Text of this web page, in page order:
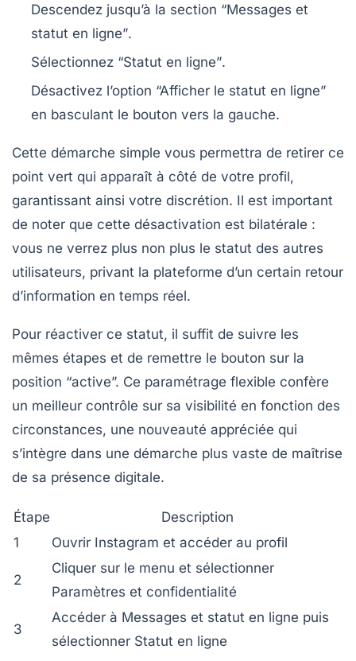
Descendez jusqu’à la section “Messages et
statut en ligne”.
Sélectionnez “Statut en ligne”.
Désactivez l’option “Afficher le statut en ligne”
en basculant le bouton vers la gauche.
Cette démarche simple vous permettra de retirer ce
point vert qui apparaît à côté de votre profil,
garantissant ainsi votre discrétion. Il est important
de noter que cette désactivation est bilatérale :
vous ne verrez plus non plus le statut des autres
utilisateurs, privant la plateforme d’un certain retour
d’information en temps réel.
Pour réactiver ce statut, il suffit de suivre les
mêmes étapes et de remettre le bouton sur la
position “active”. Ce paramétrage flexible confère
un meilleur contrôle sur sa visibilité en fonction des
circonstances, une nouveauté appréciée qui
s’intègre dans une démarche plus vaste de maîtrise
de sa présence digitale.
Étape
Description
1
Ouvrir Instagram et accéder au profil
2
Cliquer sur le menu et sélectionner
Paramètres et confidentialité
3
Accéder à Messages et statut en ligne puis
sélectionner Statut en ligne